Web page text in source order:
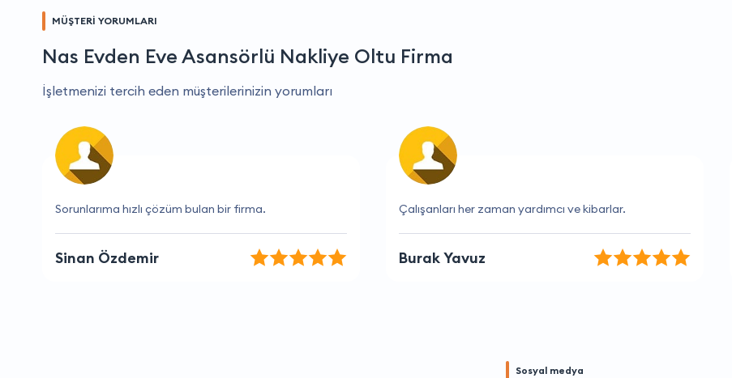
MÜŞTERİ YORUMLARI
Nas Evden Eve Asansörlü Nakliye Oltu Firma
İşletmenizi tercih eden müşterilerinizin yorumları
Çalışanları her zaman yardımcı ve kibarlar.
Burak Yavuz
Çalışanları her zaman yardımcı ve kibarlar.
Burak Yavuz
Sosyal medya